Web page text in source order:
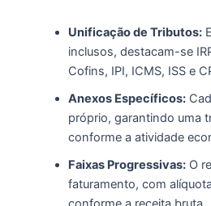
Unificação de Tributos:
inclusos, destacam-se
Cofins, IPI, ICMS, ISS e
Anexos Específicos:
próprio, garantindo uma
conforme a atividade
Faixas Progressivas:O
faturamento, com